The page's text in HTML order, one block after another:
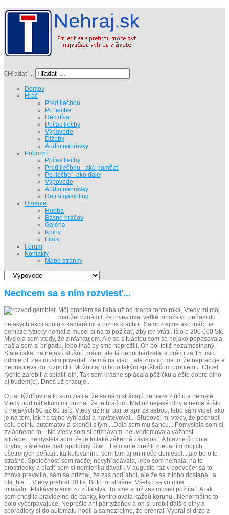
0Hľadať ...
Domov
Hráč
Pred liečbou
Po liečbe
Recidíva
Počas liečby
Výpovede
Dlžoby
Audio nahrávky
Príbuzní
Počas liečby
Pred liečbou - ako pomôcť
Po liečbe - ako ďalej
Výpovede
Audio nahrávky
Deti a gambling
Umenie
Hudba
Básne hráčov
Galéria
Knihy
Filmy
Fórum
Kontakty
Mapa stránky
Nechcem sa s ním rozviesť...
Môj problém sa ťahá už od marca tohto roka. Vtedy mi môj
manžel oznámil, že investoval veľké množstvo peňazí do
nejakých akcii spolu s kamarátmi a biznis krachol. Samozrejme ako ináč, tie
peniaze fyzicky nemal a musel si na to požičať, aby ich vrátil. Išlo o 200 000 Sk.
Myslela som vtedy, že zinfarktujem. Ale so situáciou som sa nejako popasovala,
našla som si brigádu, lebo inač by sme neprežili. On bol totiž nezamestnaný.
Stále čakal na nejakú slušnú prácu, ale tá neprichádzala, a prácu za 15 tisíc
odmietol. Zas musím povedať, že má na viac... ale zlostilo ma to, že nepracuje a
neprispieva do rozpočtu..Možno aj to bolo takým spúšťačom problému. Chcel
rýchlo zarobiť a splatiť dlh. Tak som krásne splácala pôžičku a ešte dobre dlho
aj budem(e). Dnes už pracuje..
O par týždňov na to som zistila, že sa nám strácajú peniaze z účtu a nemalé.
Vtedy pod nátlakom mi priznal, že je hráčom. Mal už nejaké dlhy a nemalé išlo
o nejakých 50 až 60 tisíc. Vtedy už mal par terapii za sebou, lebo sám videl, ako
je na tom, tak ho tajne vyhľadal a navštevoval... Sľuboval mi vtedy, že pochopil
celú pointu automatov a skončil s tým....Dala som mu šancu... Pomyslela som si,
zvládneme to... No vtedy som si priznávam, neuvedomovala vážnosť
situácie...nemyslela som, že je to taká zákerná závislosť. A hlavne čo bola
chyba, stále sme mali spoločný účet... Leto sme prežili zliepaním mojich
ušetrených peňazí...kalkulovaním.. sem tam aj on niečo doniesol....ale bolo to
strašné. Spoločnosť som radšej nevyhľadávala, lebo som nemala na to
prostriedky a platiť som si nemienila dávať . V auguste raz v podvečer sa to
znova prevalilo, sám sa priznal, že zas podľahol, ale že sa z toho dostane.. a
bla, bla.... Vtedy prehral 30 tis. Bolo mi strašne. Všetko sa vo mne
miešalo...Plakávala som zo zúfalstva. To sme si už zas museli požičať. A tak
som chodila pravidelne do banky, kontrolovala každú korunu...Nenormálne to
bolo vyčerpávajúce. Neprešlo ani pár týždňov a on si urobil ďalšie dlhy a
sporadicky si do automatu hodil a samozrejme, že prehral. Vybral si drzo z